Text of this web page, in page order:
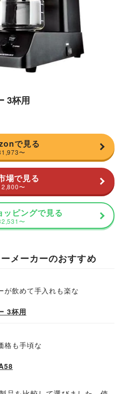
3杯用
で見る
〜
場で見る
〜
ピングで見る
〜
メーカーのおすすめ
が飲めて手入れも楽な
3杯用
格も手頃な